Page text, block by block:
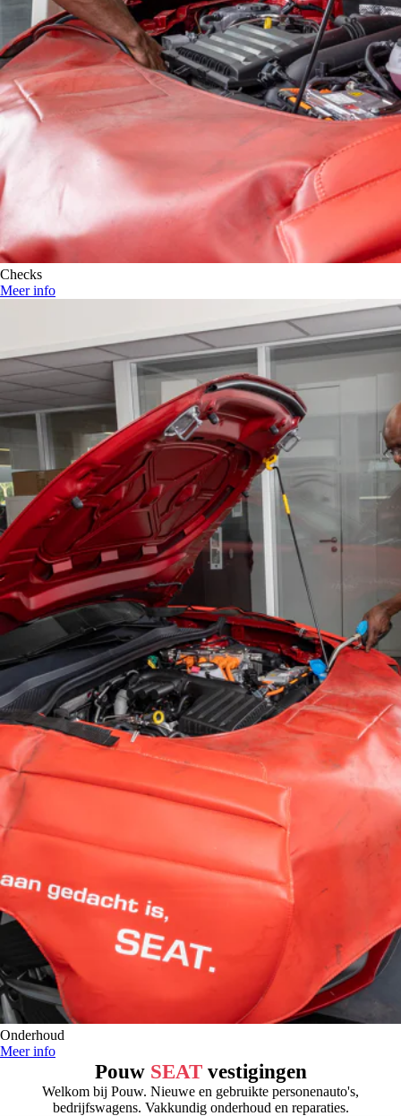
Checks
Meer info
Onderhoud
Meer info
Pouw SEAT vestigingen
Welkom bij Pouw. Nieuwe en gebruikte personenauto's,
bedrijfswagens. Vakkundig onderhoud en reparaties.